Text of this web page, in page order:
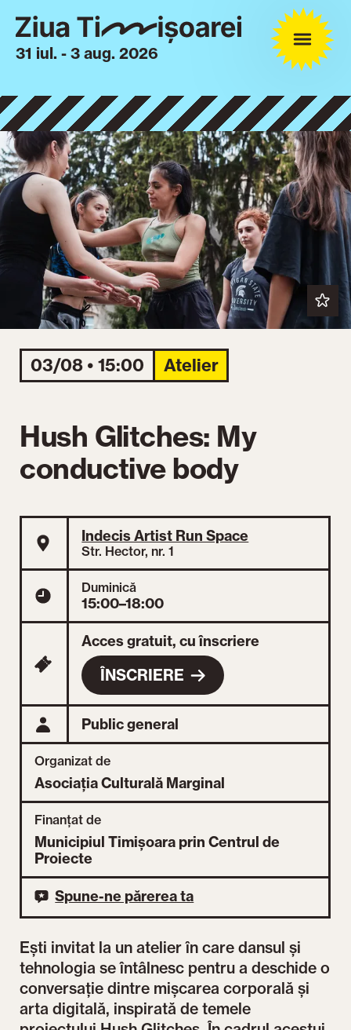
31 iul. - 3 aug. 2026
03/08 • 15:00 Atelier
Ești invitat la un atelier în care dansul și
tehnologia se întâlnesc pentru a deschide o
conversație dintre mișcarea corporală și
arta digitală, inspirată de temele
Hush Glitches: My
conductive body
Indecis Artist Run Space
Str. Hector, nr. 1
Duminică
15:00–18:00
Acces gratuit, cu înscriere
ÎNSCRIERE
Public general
Organizat de
Asociația Culturală Marginal
Finanțat de
Municipiul Timișoara prin Centrul de
Proiecte
Spune-ne părerea ta